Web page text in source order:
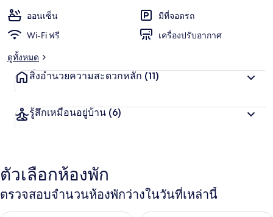
ออนเซ็น
มีที่จอดรถ
Wi-Fi ฟรี
เครื่องปรับอากาศ
ดูทั้งหมด
สิ่งอำนวยความสะดวกหลัก (11)
รู้สึกเหมือนอยู่บ้าน (6)
ตัวเลือกห้องพัก
ตรวจสอบจำนวนห้องพักว่างในวันที่เหล่านี้